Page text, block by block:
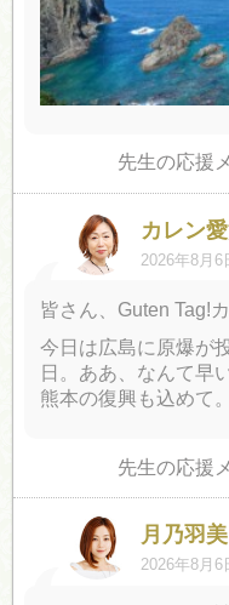
先生の応援
カレン
2026年8月6
皆さん、Guten Tag!
今日は広島に原爆が
日。ああ、なんて早
熊本の復興も込めて。
先生の応援
月乃羽美
2026年8月6